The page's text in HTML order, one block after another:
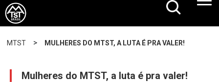
MTST > MULHERES DO MTST, A LUTA É PRA VALER!
Mulheres do MTST, a luta é pra valer!